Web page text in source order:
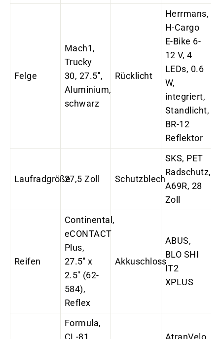
Felge
Mach1,
Trucky
30, 27.5'',
Aluminium,
schwarz
Rücklicht
Herrmans,
H-Cargo
E-Bike 6-
12 V, 4
LEDs, 0.6
W,
integriert,
Standlicht,
BR-12
Reflektor
Laufradgröße27,5 Zoll Schutzblech
SKS, PET
Radschutz,
A69R, 28
Zoll
Reifen
Continental,
eCONTACT
Plus,
27.5'' x
2.5'' (62-
584),
Reflex
Akkuschloss
ABUS,
BLO SHI
IT2
XPLUS
Formula,
CL-81,
AtranVelo,